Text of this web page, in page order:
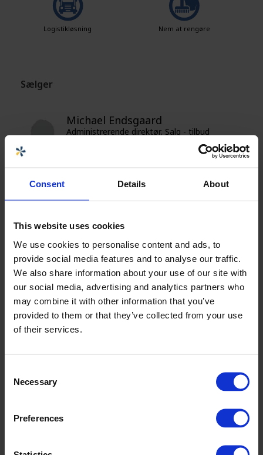
Consent Details About
This website uses cookies
We use cookies to personalise content and ads, to
provide social media features and to analyse our traffic.
We also share information about your use of our site with
our social media, advertising and analytics partners who
may combine it with other information that you’ve
provided to them or that they’ve collected from your use
of their services.
Selection
Necessary
Preferences
Logistikløsning Nem at rengøre
Sælger
Michael Endsgaard
Administrerende direktør, Salg - tilbud
Hans Endsgaard
+45 5538 0103